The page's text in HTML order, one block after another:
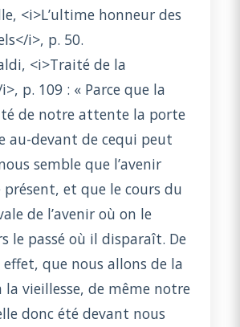
<i>L’ultime honneur des
i>, p. 50.
<i>Traité de la
p. 109 : « Parce que la
de notre attente la porte
au-devant de cequi peut
semble que l’avenir
présent, et que le cours du
de l’avenir où on le
le passé où il disparaît. De
effet, que nous allons de la
la vieillesse, de même notre
donc été devant nous